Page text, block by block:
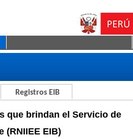
Registros EIB
que brindan el Servicio de
(RNIIEE EIB)